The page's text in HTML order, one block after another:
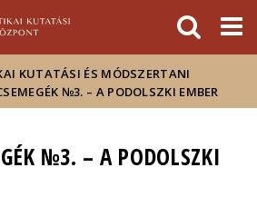
Hírek
ELTE a
sajtóban
KUTATÁSI ÉS MÓDSZERTANI
№3. – A PODOLSZKI EMBER
№3. – A PODOLSZKI